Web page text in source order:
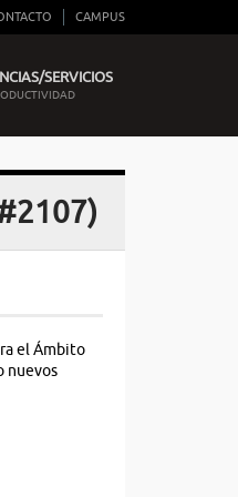
CAMPUS
SERVICIOS
el Ámbito
nuevos